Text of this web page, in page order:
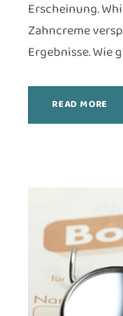
Erscheinung.
Zahncreme
Ergebnisse. Wie
READ MORE